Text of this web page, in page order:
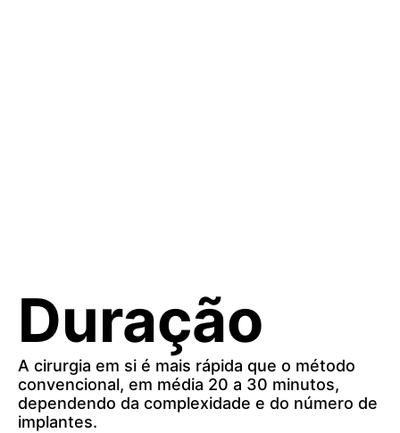
Duração
A cirurgia em si é mais rápida que o método
convencional, em média 20 a 30 minutos,
dependendo da complexidade e do número de
implantes.